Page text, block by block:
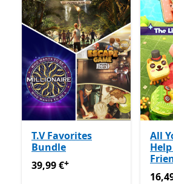
T.V Favorites
Bundle
39,99 €Enthält In-App-Käufe
39,99 €+
All